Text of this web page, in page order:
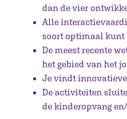
dan de vier
Alle
soort optimaal kunt
De meest recente
het gebied van het
Je vindt
De activiteiten
de kinderopvang